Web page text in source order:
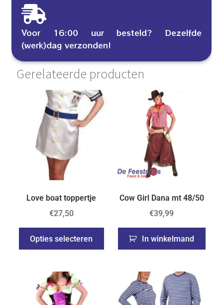
Voor 16:00 uur besteld? Dezelfde
(werk)dag verzonden!
Gerelateerde producten
Love boat toppertje
€27,50
Opties selecteren
Cow Girl Dana mt 48/50
€39,99
In winkelmand